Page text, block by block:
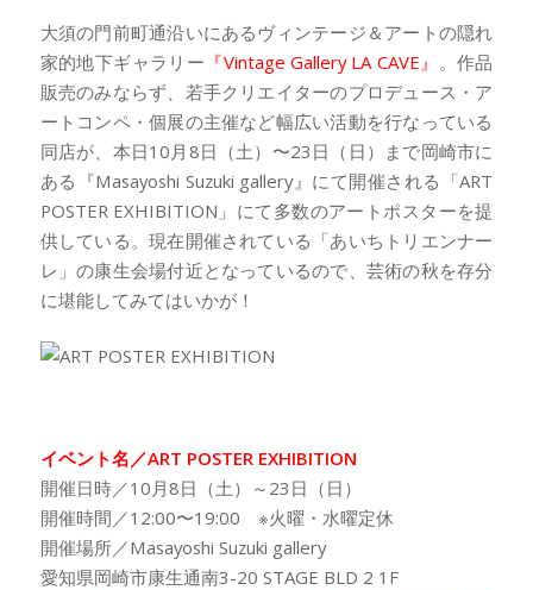
大須の門前町通沿いにあるヴィンテージ＆アートの隠れ
家的地下ギャラリー 『Vintage Gallery LA CAVE』 。作品
販売のみならず、若手クリエイターのプロデュース・ア
ートコンペ・個展の主催など幅広い活動を行なっている
同店が、本日10月8日（土）〜23日（日）まで岡崎市に
ある『Masayoshi Suzuki gallery』にて開催される「ART
POSTER EXHIBITION」にて多数のアートポスターを提
供している。現在開催されている「あいちトリエンナー
レ」の康生会場付近となっているので、芸術の秋を存分
に堪能してみてはいかが！
イベント名／ART POSTER EXHIBITION
開催日時／10月8日（土）～23日（日）
開催時間／12:00〜19:00 ※火曜・水曜定休
開催場所／Masayoshi Suzuki gallery
愛知県岡崎市康生通南3-20 STAGE BLD 2 1F